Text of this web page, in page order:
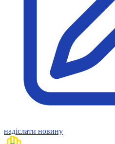
Нормативна база УТОГ
Конвенція ООН
Законодавство
Декларації
Документи ВФГ
Міжнародні документи
надіслати новину